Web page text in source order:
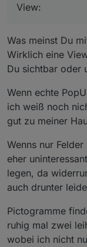
Da die
kommen
gültigen
probieren
Online.
View:
Was meinst Du
Wirklich eine
Du sichtbar oder
Wenn echte
ich weiß noch
gut zu meiner
Wenns nur
eher
legen, da
auch drunter
Pictogramme
ruhig mal zwei
wobei ich nicht